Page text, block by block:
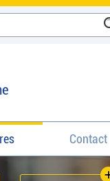
Contact